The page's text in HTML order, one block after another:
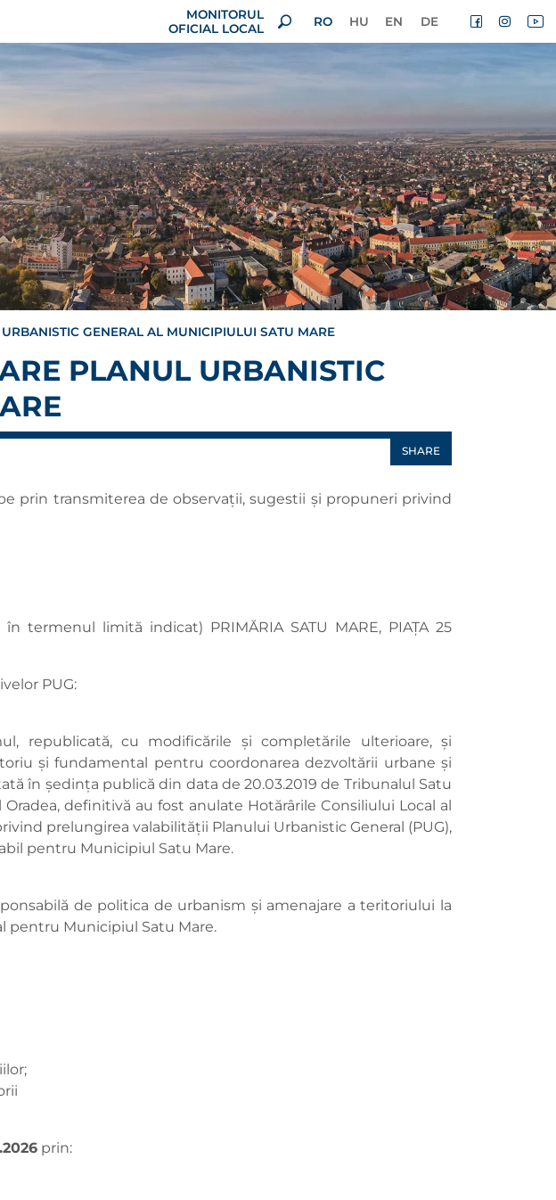
MONITORUL
OFICIAL LOCAL
RO HU EN DE
GENERAL AL MUNICIPIULUI SATU MARE
PLANUL URBANISTIC
SHARE
prin transmiterea de observaţii, sugestii şi propuneri privind
limită indicat) PRIMĂRIA SATU MARE, PIAŢA 25
PUG:
republicată, cu modificările și completările ulterioare, și
și fundamental pentru coordonarea dezvoltării urbane și
în ședința publică din data de 20.03.2019 de Tribunalul Satu
definitivă au fost anulate Hotărârile Consiliului Local al
privind prelungirea valabilității Planului Urbanistic General (PUG),
pentru Municipiul Satu Mare.
de politica de urbanism și amenajare a teritoriului la
pentru Municipiul Satu Mare.
prin: